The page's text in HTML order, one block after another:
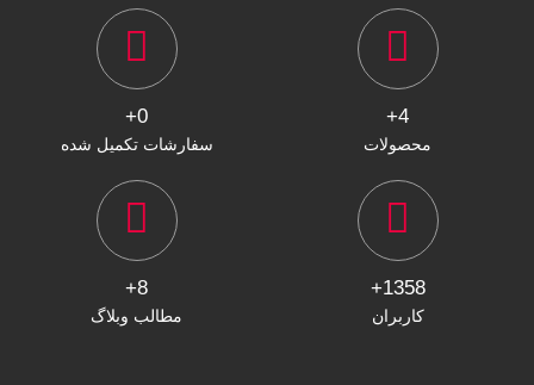
4+
محصولات
0+
سفارشات تکمیل شده
1358+
کاربران
8+
مطالب وبلاگ